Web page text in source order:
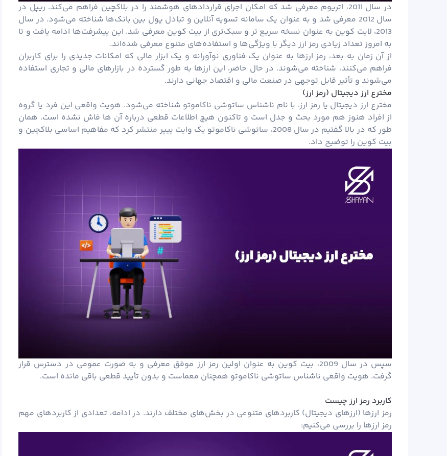
در سال 2011، اتریوم معرفی شد که امکان اجرای قراردادهای هوشمند را در بلاکچین فراهم می‌کند. ریپل در
سال 2012 معرفی شد و به عنوان یک سامانه تسویه آنلاین و تبادل
پول بین بانک‌ها شناخته می‌شود. در سال
2013، لایت کوین به عنوان نسخه سریع تر و سبک‌تری از بیت کوین معرفی شد. این پیشرفت‌ها ادامه یافت و تا
به امروز تعداد زیادی رمز ارز دیگر با ویژگی‌ها و استفاده‌های متنوع معرفی شده‌اند.
از آن زمان به بعد، رمز ارزها به عنوان یک فناوری نوآورانه و یک ابزار مالی که امکانات جدیدی را برای کاربران
فراهم می‌کنند، شناخته می‌شوند. در حال حاضر، این ارزها به طور گسترده در بازارهای مالی و تجاری استفاده
می‌شوند و تأثیر قابل توجهی در صنعت مالی و اقتصاد جهانی دارند.
مخترع ارز دیجیتال (رمز ارز)
مخترع ارز دیجیتال یا رمز ارز، با نام ناشناس ساتوشی ناکاموتو شناخته می‌شود. هویت واقعی این فرد یا گروه
از افراد هنوز هم مورد بحث و جدل است و تاکنون هیچ اطلاعات قطعی درباره آن ها فاش نشده است. همان
طور که در بالا گفتیم در سال 2008، ساتوشی ناکاموتو یک وایت پیپر منتشر کرد که مفاهیم اساسی بلاکچین و
بیت کوین را توضیح داد.
سپس در سال 2009، بیت کوین به عنوان اولین رمز ارز موفق معرفی و به صورت عمومی در دسترس قرار
گرفت. هویت واقعی ناشناس ساتوشی ناکاموتو همچنان معماست و بدون تأیید قطعی باقی مانده است.
کاربرد رمز ارز چیست
رمز ارزها (ارزهای دیجیتال) کاربردهای متنوعی در بخش‌های مختلف دارند. در ادامه، تعدادی از کاربردهای مهم
رمز ارزها را بررسی می‌کنیم: